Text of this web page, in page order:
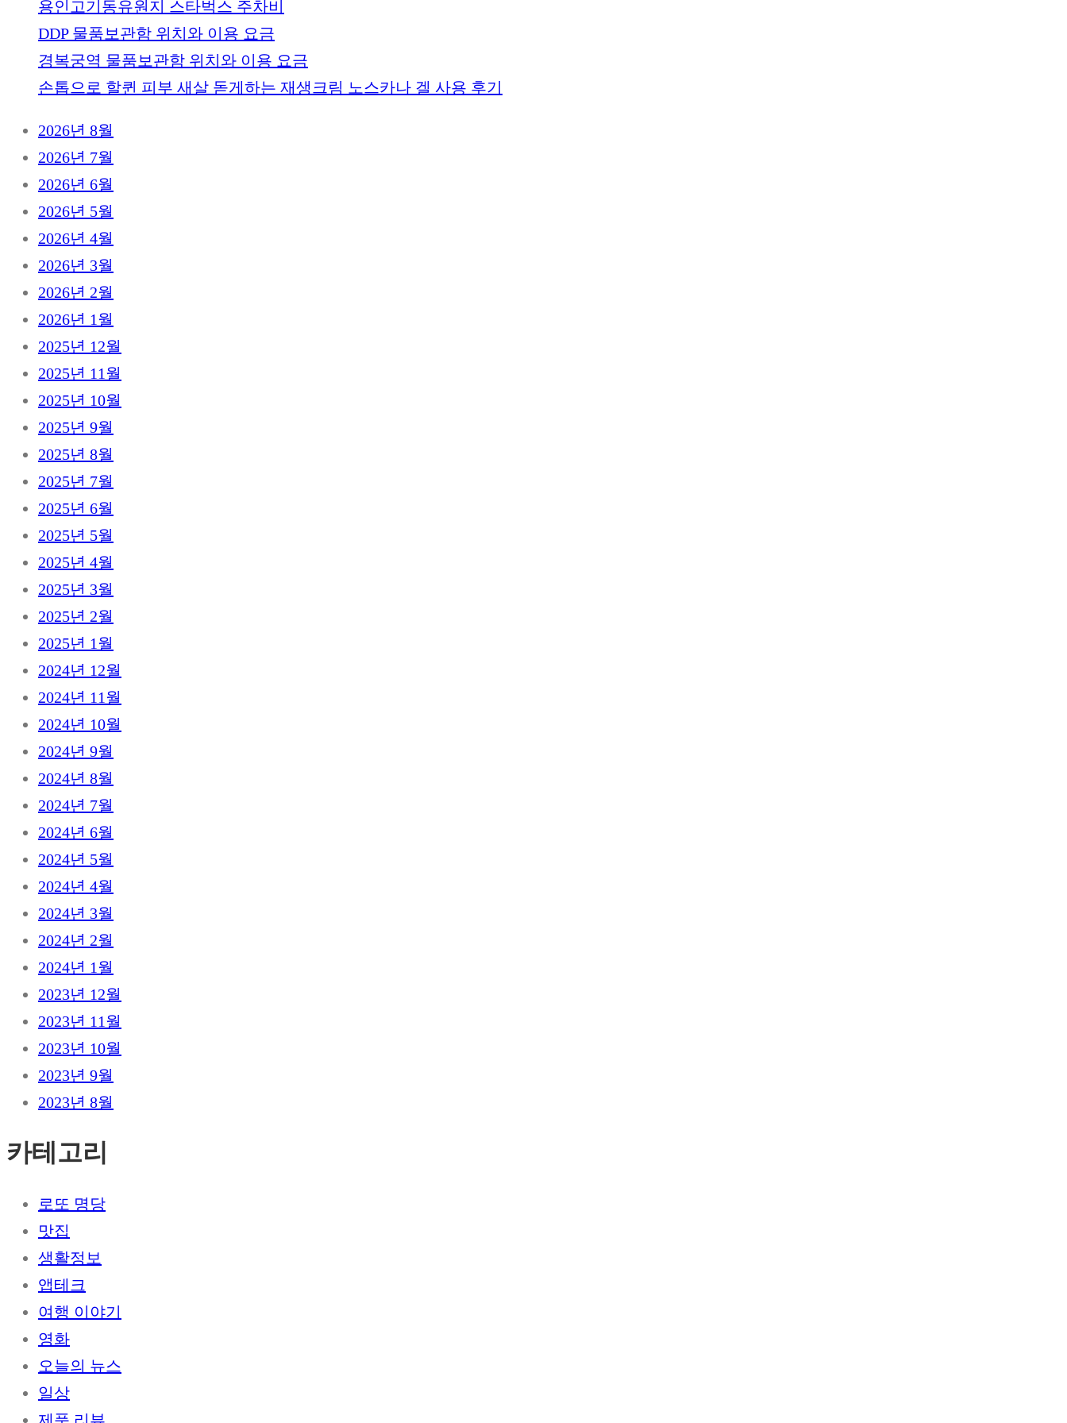
용인고기동유원지 스타벅스 주차비
DDP 물품보관함 위치와 이용 요금
경복궁역 물품보관함 위치와 이용 요금
손톱으로 할퀸 피부 새살 돋게하는 재생크림 노스카나 겔 사용 후기
2026년 8월
2026년 7월
2026년 6월
2026년 5월
2026년 4월
2026년 3월
2026년 2월
2026년 1월
2025년 12월
2025년 11월
2025년 10월
2025년 9월
2025년 8월
2025년 7월
2025년 6월
2025년 5월
2025년 4월
2025년 3월
2025년 2월
2025년 1월
2024년 12월
2024년 11월
2024년 10월
2024년 9월
2024년 8월
2024년 7월
2024년 6월
2024년 5월
2024년 4월
2024년 3월
2024년 2월
2024년 1월
2023년 12월
2023년 11월
2023년 10월
2023년 9월
2023년 8월
카테고리
로또 명당
맛집
생활정보
앱테크
여행 이야기
영화
오늘의 뉴스
일상